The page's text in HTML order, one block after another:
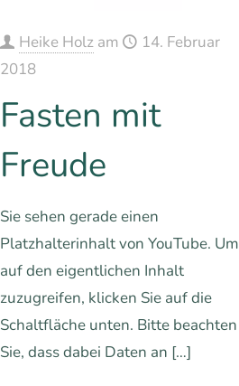
Heike Holz am
14. Februar
2018
Fasten mit
Freude
Sie sehen gerade einen
Platzhalterinhalt von YouTube. Um
auf den eigentlichen Inhalt
zuzugreifen, klicken Sie auf die
Schaltfläche unten. Bitte beachten
Sie, dass dabei Daten an […]